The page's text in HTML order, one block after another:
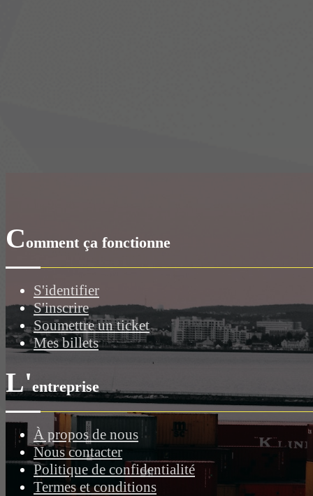
Comment ça fonctionne
S'identifier
S'inscrire
Soumettre un ticket
Mes billets
L'entreprise
À propos de nous
Nous contacter
Politique de confidentialité
Termes et conditions